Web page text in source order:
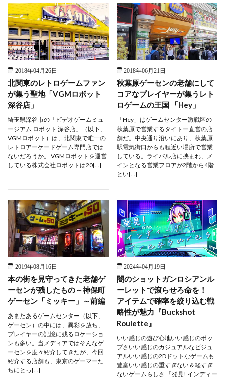
2018年04月26日
北関東のレトロゲームファン
が集う聖地「VGMロボット
深谷店」
埼玉県深谷市の「ビデオゲームミュ
ージアム ロボット 深谷店」（以下、
VGMロボット）は、北関東で唯一の
レトロアーケードゲーム専門店では
ないだろうか。 VGMロボットを運営
している株式会社ロボットは20[…]
2018年06月21日
秋葉原ゲーセンの老舗にして
コアなプレイヤーが集うレト
ロゲームの王国 「Hey」
「Hey」はゲームセンター激戦区の
秋葉原で営業するタイトー直営の店
舗だ。中央通り沿いにあり、秋葉原
駅電気街口からも程近い場所で営業
している。ライバル店に挟まれ、メ
インとなる営業フロアが2階から4階
とい[…]
2019年08月16日
本の街を見守ってきた老舗ゲ
ーセンが残したもの～神保町
ゲーセン「ミッキー」～前編
あまたあるゲームセンター（以下、
ゲーセン）の中には、異彩を放ち、
プレイヤーの記憶に残るロケーショ
ンも多い。当メディアではそんなゲ
ーセンを度々紹介してきたが、今回
紹介する店舗も、東京のゲーマーた
ちにとっ[…]
2024年04月19日
闇のショットガンロシアンル
ーレットで滾らせろ命を！
アイテムで確率を絞り込む戦
略性が魅力『Buckshot
Roulette』
いい感じの遊び心地いい感じのポッ
プさいい感じのカジュアルなビジュ
アルいい感じの2Dドットなゲームも
豊富いい感じの重すぎない＆軽すぎ
ないゲームらしさ 「発見! インディー